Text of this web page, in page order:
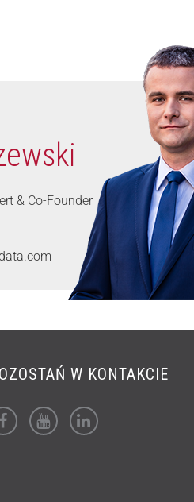
& Co-Founder
W KONTAKCIE